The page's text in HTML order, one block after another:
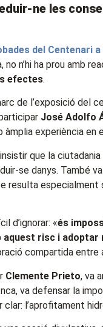
ne les
del Centenari
n’hi ha prou amb
efectes.
de l’exposició del
José Adolfo
àmplia experiència
que la ciutadania
se danys. També
resulta
d’ignorar: «és
aquest risc i
compartida
Clemente Prieto, va
va defensar la
clar: l’aprofitament